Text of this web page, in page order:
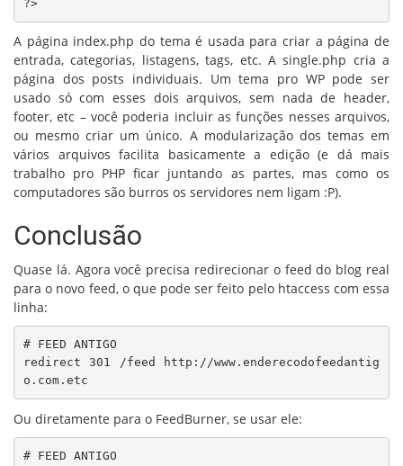
?>
A página index.php do tema é usada para criar a página de
entrada, categorias, listagens, tags, etc. A single.php cria a
página dos posts individuais. Um tema pro WP pode ser
usado só com esses dois arquivos, sem nada de header,
footer, etc – você poderia incluir as funções nesses arquivos,
ou mesmo criar um único. A modularização dos temas em
vários arquivos facilita basicamente a edição (e dá mais
trabalho pro PHP ficar juntando as partes, mas como os
computadores são burros os servidores nem ligam :P).
Conclusão
Quase lá. Agora você precisa redirecionar o feed do blog real
para o novo feed, o que pode ser feito pelo htaccess com essa
linha:
# FEED ANTIGO
redirect 301 /feed http://www.enderecodofeedantig
o.com.etc
Ou diretamente para o FeedBurner, se usar ele:
# FEED ANTIGO